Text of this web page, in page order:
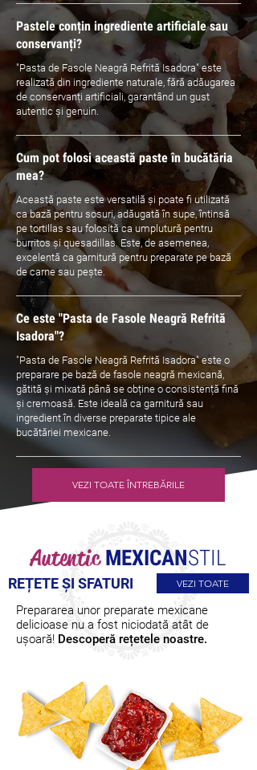
Pastele conțin ingrediente artificiale sau
conservanți?
"Pasta de Fasole Neagră Refrită Isadora" este
realizată din ingrediente naturale, fără adăugarea
de conservanți artificiali, garantând un gust
autentic și genuin.
Cum pot folosi această paste în bucătăria
mea?
Această paste este versatilă și poate fi utilizată
ca bază pentru sosuri, adăugată în supe, întinsă
pe tortillas sau folosită ca umplutură pentru
burritos și quesadillas. Este, de asemenea,
excelentă ca garnitură pentru preparate pe bază
de carne sau pește.
Ce este "Pasta de Fasole Neagră Refrită
Isadora"?
"Pasta de Fasole Neagră Refrită Isadora" este o
preparare pe bază de fasole neagră mexicană,
gătită și mixată până se obține o consistență fină
și cremoasă. Este ideală ca garnitură sau
ingredient în diverse preparate tipice ale
bucătăriei mexicane.
VEZI TOATE ÎNTREBĂRILE
AutenticMEXICANSTIL
REȚETE ȘI SFATURI VEZI TOATE
Prepararea unor preparate mexicane
delicioase nu a fost niciodată atât de
ușoară! Descoperă rețetele noastre.